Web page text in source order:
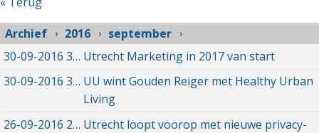
Archief
2016
september
30-09-2016 30-09-2016 15:52
Utrecht Marketing in 2017 van start
30-09-2016 30-09-2016 15:40
UU wint Gouden Reiger met Healthy Urban
Living
26-09-2016 26-09-2016 22:20
Utrecht loopt voorop met nieuwe privacy-